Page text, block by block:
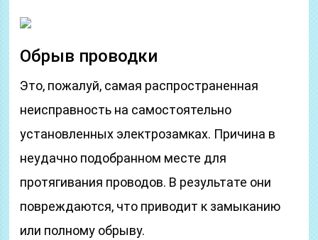
Обрыв проводки
Это, пожалуй, самая распространенная
неисправность на самостоятельно
установленных электрозамках. Причина в
неудачно подобранном месте для
протягивания проводов. В результате они
повреждаются, что приводит к замыканию
или полному обрыву.